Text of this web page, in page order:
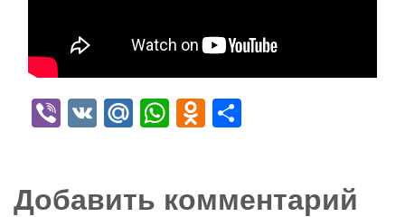
Viber
VK Mail.Ru
WhatsApp
Odnoklassniki
Добавить комментарий